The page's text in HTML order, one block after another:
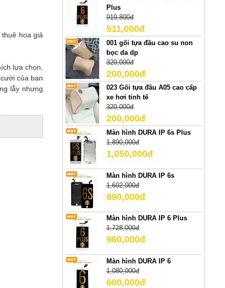
hoa giả
lựa chọn,
của bạn
lẫy nhưng
Plus
919,800đ
511,000đ
001 gối tựa đầu cao su non
bọc da dp
320,000đ
200,000đ
023 Gối tựa đầu A05 cao cấp
xe hơi tinh tế
320,000đ
200,000đ
Màn hình DURA IP 6s Plus
1,890,000đ
1,050,000đ
Màn hình DURA IP 6s
1,602,000đ
890,000đ
Màn hình DURA IP 6 Plus
1,728,000đ
960,000đ
Màn hình DURA IP 6
1,080,000đ
600,000đ